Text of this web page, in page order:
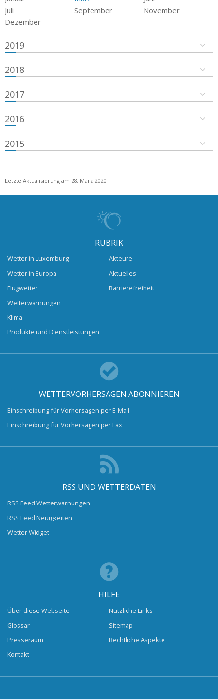
Juli
September
November
Dezember
2019
2018
2017
2016
2015
Letzte Aktualisierung am 28. März 2020
RUBRIK
Wetter in Luxemburg
Wetter in Europa
Flugwetter
Wetterwarnungen
Klima
Produkte und Dienstleistungen
Akteure
Aktuelles
Barrierefreiheit
WETTERVORHERSAGEN ABONNIEREN
Einschreibung für Vorhersagen per E-Mail
Einschreibung für Vorhersagen per Fax
RSS UND WETTERDATEN
RSS Feed Wetterwarnungen
RSS Feed Neuigkeiten
Wetter Widget
HILFE
Über diese Webseite
Glossar
Presseraum
Kontakt
Nützliche Links
Sitemap
Rechtliche Aspekte